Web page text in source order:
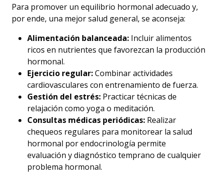
Para promover un equilibrio hormonal adecuado y,
por ende, una mejor salud general, se aconseja:
Alimentación balanceada: Incluir alimentos
ricos en nutrientes que favorezcan la producción
hormonal.
Ejercicio regular:Combinar actividades
cardiovasculares con entrenamiento de fuerza.
Gestión del estrés: Practicar técnicas de
relajación como yoga o meditación.
Consultas médicas periódicas: Realizar
chequeos regulares para monitorear la salud
hormonal por endocrinología permite
evaluación y diagnóstico temprano de cualquier
problema hormonal.